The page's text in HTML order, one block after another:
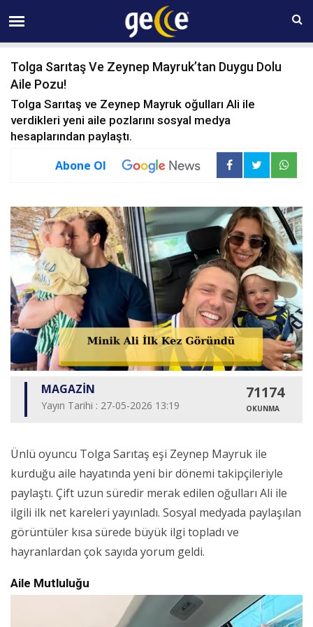
07 AĞUSTOS Cuma 00:09
Tolga Sarıtaş Ve Zeynep Mayruk’tan Duygu Dolu
Aile Pozu!
Tolga Sarıtaş ve Zeynep Mayruk oğulları Ali ile
verdikleri yeni aile pozlarını sosyal medya
hesaplarından paylaştı.
Abone Ol
MAGAZİN
Yayın Tarihi : 27-05-2026 13:19
71174
OKUNMA
Ünlü oyuncu Tolga Sarıtaş eşi Zeynep Mayruk ile
kurduğu aile hayatında yeni bir dönemi takipçileriyle
paylaştı. Çift uzun süredir merak edilen oğulları Ali ile
ilgili ilk net kareleri yayınladı. Sosyal medyada paylaşılan
görüntüler kısa sürede büyük ilgi topladı ve
hayranlardan çok sayıda yorum geldi.
Aile Mutluluğu